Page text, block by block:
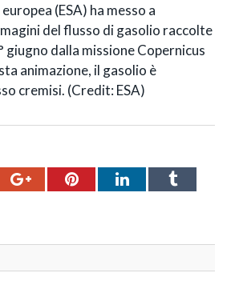
(ESA) ha messo a
del flusso di gasolio raccolte
giugno dalla missione Copernicus
animazione, il gasolio è
cremisi. (Credit: ESA)
Google+PinterestLinkedInTumblr